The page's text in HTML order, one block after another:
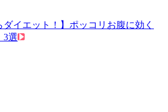
ダイエット！】ポッコリお腹に効く
3選